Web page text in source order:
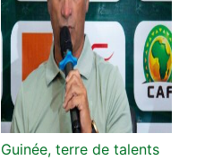
Guinée, terre de talents